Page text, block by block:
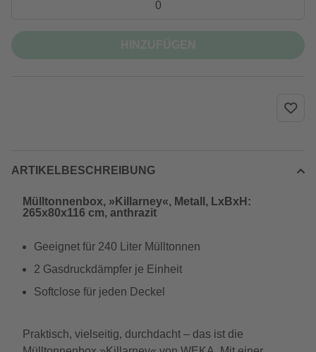
ARTIKELBESCHREIBUNG
Mülltonnenbox, »Killarney«, Metall, LxBxH:
265x80x116 cm, anthrazit
Geeignet für 240 Liter Mülltonnen
2 Gasdruckdämpfer je Einheit
Softclose für jeden Deckel
Praktisch, vielseitig, durchdacht – das ist die